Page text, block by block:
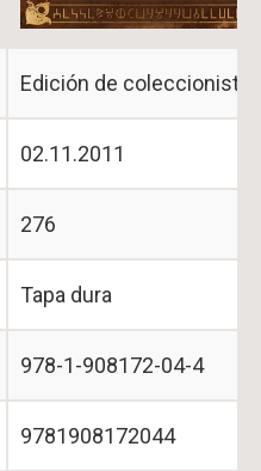
Edición de coleccionista
02.11.2011
276
Tapa dura
978-1-908172-04-4
9781908172044